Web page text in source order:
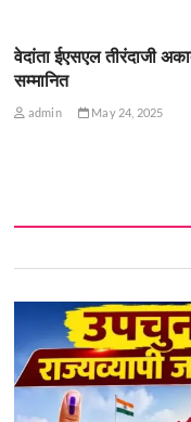
वेदांता ईएसएल तीरंदाजी
सम्मानित
admin May 24, 2025